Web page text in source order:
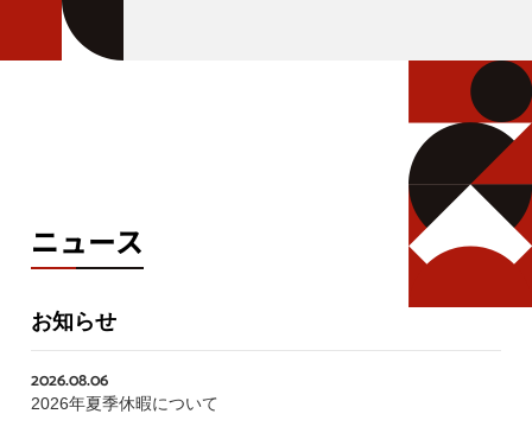
ニュース
お知らせ
2026.08.06
2026年夏季休暇について